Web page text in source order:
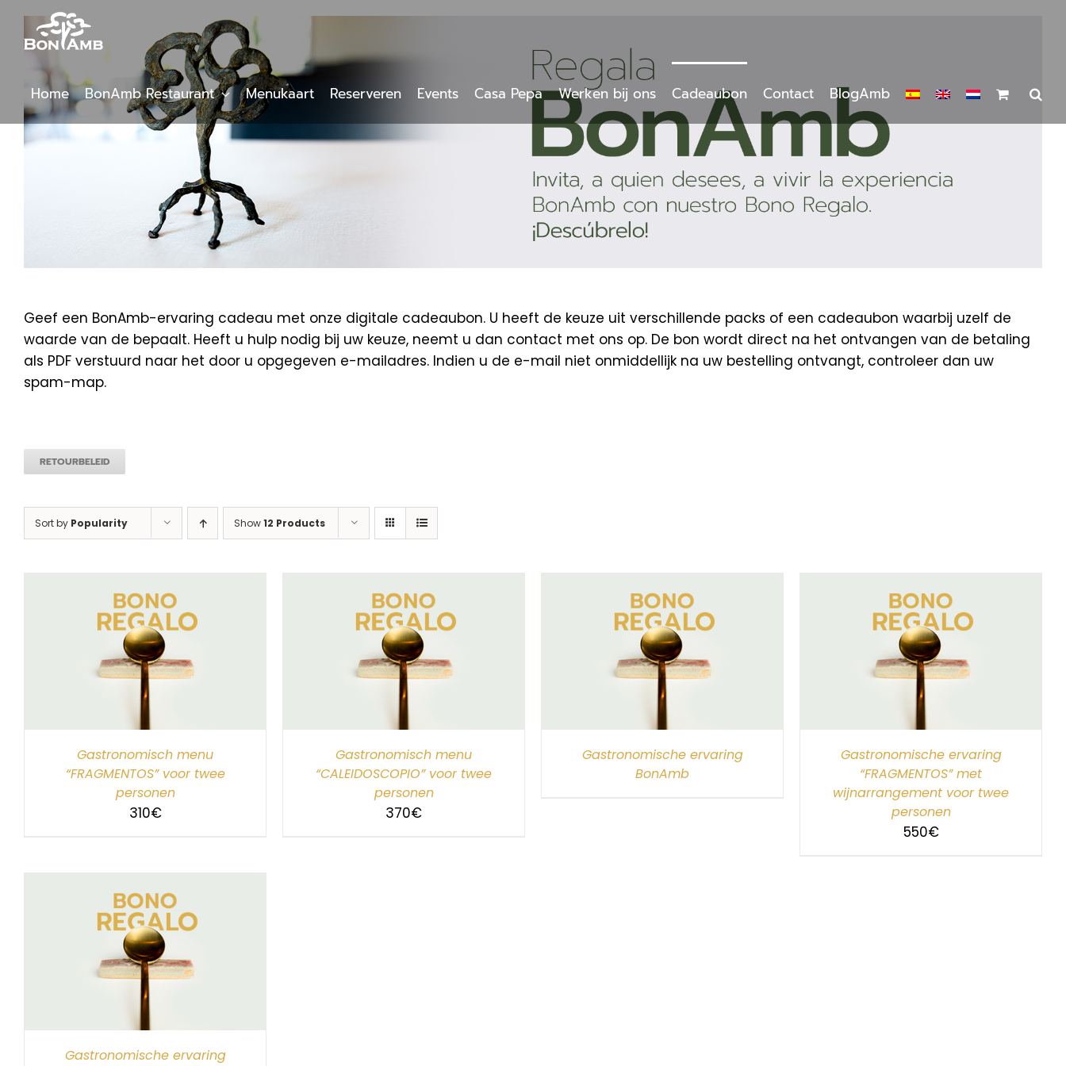
content
Home BonAmb Restaurant Menukaart Reserveren Events Casa Pepa Werken bij ons Cadeaubon Contact BlogAmb
Geef een BonAmb-ervaring cadeau met onze digitale cadeaubon. U heeft de keuze uit verschillende packs of een cadeaubon waarbij uzelf de
waarde van de bepaalt. Heeft u hulp nodig bij uw keuze, neemt u dan contact met ons op. De bon wordt direct na het ontvangen van de betaling
als PDF verstuurd naar het door u opgegeven e-mailadres. Indien u de e-mail niet onmiddellijk na uw bestelling ontvangt, controleer dan uw
spam-map.
RETOURBELEID
Sort by Popularity Show12 Products
Gastronomisch menu
“FRAGMENTOS” voor twee
personen
310€
SELECTEER BEDRAG
Gastronomisch menu
“CALEIDOSCOPIO” voor twee
personen
370€
SELECTEER BEDRAG
Gastronomische ervaring
BonAmb
SELECTEER BEDRAG
Gastronomische ervaring
“FRAGMENTOS” met
wijnarrangement voor twee
personen
550€
Gastronomische ervaring